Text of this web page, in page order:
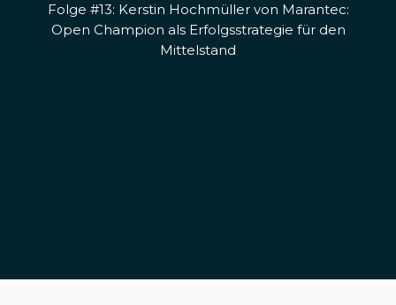
Folge #13: Kerstin Hochmüller von Marantec:
Open Champion als Erfolgsstrategie für den
Mittelstand